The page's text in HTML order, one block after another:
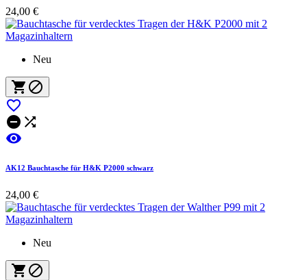
24,00 €
Neu
 

 

AK12 Bauchtasche für H&K P2000 schwarz
24,00 €
Neu
 